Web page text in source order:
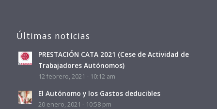
Últimas noticias
PRESTACIÓN CATA 2021 (Cese de Actividad de
Trabajadores Autónomos)
12 febrero, 2021 - 10:12 am
El Autónomo y los Gastos deducibles
20 enero, 2021 - 10:58 pm